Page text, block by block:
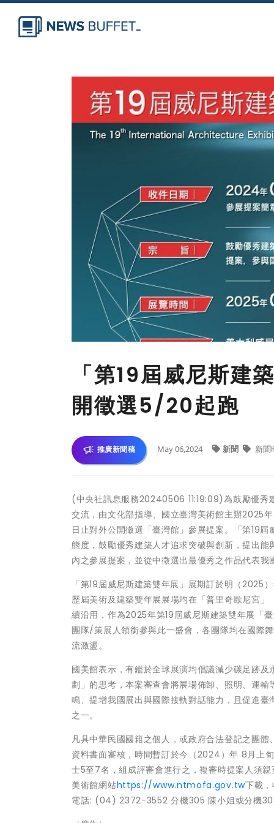
「第19屆威尼斯建
開徵選5/20起跑
推廣新聞稿 May 06,2024 新聞 新聞
(中央社訊息服務20240506 11:19:09)為鼓勵優秀
交流，由文化部指導、國立臺灣美術館主辦2025
日止對外公開徵選「臺灣館」參展提案。「第19
態度，鼓勵優秀建築人才追求突破與創新，提出
內之參展提案，並從中徵選出最優秀之作品代表
「第19屆威尼斯建築雙年展」展期訂於明（2025
歷屆美術及建築雙年展展場均在「普里奇歐尼宮
續沿用，作為2025年第19屆威尼斯建築雙年展「
團隊/策展人領銜參與此一盛會，各團隊均在國際
流激盪。
國美館表示，有鑑於全球展演均倡議減少碳足跡
劃」的思考，本案審查會將展場佈卸、照明、運
鳴、提增我國展出與國際接軌對話能力，且促進
之一。
凡具中華民國國籍之個人，或政府合法登記之團
資料書面審核，時間暫訂於今（2024）年 8月上
士5至7名，組成評審會進行之，複審時提案人須
美術館網站https://www.ntmofa.gov.tw下載
電話: (04) 2372-3552 分機305 陳小姐或分機